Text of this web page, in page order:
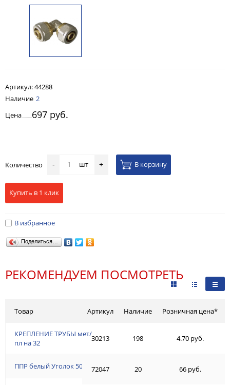
Артикул:44288
Наличие 2
Цена
697 руб.
Количество - шт + В корзину
Купить в 1 клик
В избранное
Поделиться…
РЕКОМЕНДУЕМ ПОСМОТРЕТЬ
Товар
КРЕПЛЕНИЕ ТРУБЫ мет/
пл на 32
ППР белый Уголок 50/45*
Артикул Наличие Розничная цена*
30213 198 4.70 руб.
72047 20 66 руб.